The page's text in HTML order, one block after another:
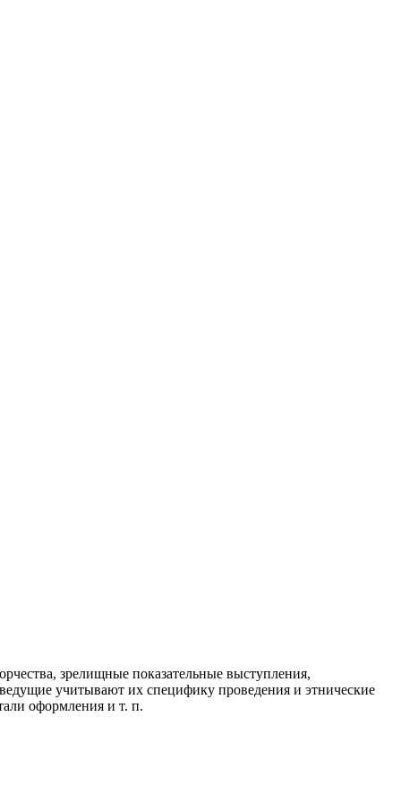
зрелищные показательные выступления,
учитывают их специфику проведения и этнические
оформления и т. п.